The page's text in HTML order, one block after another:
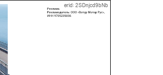
erid: 2SDnjcd9bNb